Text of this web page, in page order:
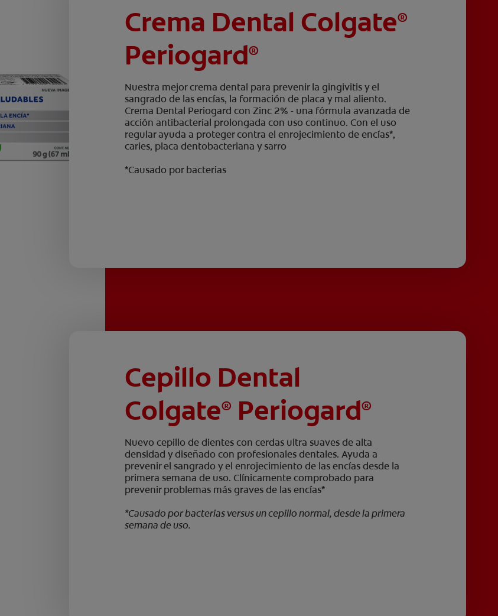
Crema Dental Colgate®
Periogard®
Nuestra mejor crema dental para prevenir la gingivitis y el
sangrado de las encías, la formación de placa y mal aliento.
Crema Dental Periogard con Zinc 2% - una fórmula avanzada de
acción antibacterial prolongada con uso continuo. Con el uso
regular ayuda a proteger contra el enrojecimiento de encías*,
caries, placa dentobacteriana y sarro
*Causado por bacterias
Cepillo Dental
Colgate® Periogard®
Nuevo cepillo de dientes con cerdas ultra suaves de alta
densidad y diseñado con profesionales dentales. Ayuda a
prevenir el sangrado y el enrojecimiento de las encías desde la
primera semana de uso. Clínicamente comprobado para
prevenir problemas más graves de las encías*
*Causado por bacterias versus un cepillo normal, desde la primera
semana de uso.